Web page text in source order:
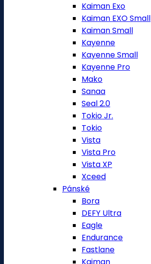
Kaiman Exo
Kaiman EXO Small
Kaiman Small
Kayenne
Kayenne Small
Kayenne Pro
Mako
Sanaa
Seal 2.0
Tokio Jr.
Tokio
Vista
Vista Pro
Vista XP
Xceed
Pánské
Bora
DEFY Ultra
Eagle
Endurance
Fastlane